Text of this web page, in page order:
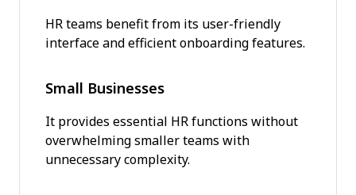
HR teams benefit from its user-friendly
interface and efficient onboarding features.
Small Businesses
It provides essential HR functions without
overwhelming smaller teams with
unnecessary complexity.